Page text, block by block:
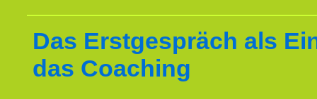
Das Erstgespräch als
das Coaching